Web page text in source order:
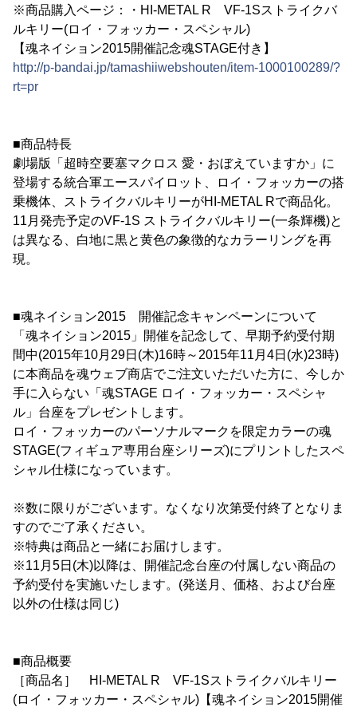
※商品購入ページ：・HI-METAL R VF-1Sストライクバ
ルキリー(ロイ・フォッカー・スペシャル)
【魂ネイション2015開催記念魂STAGE付き】
http://p-bandai.jp/tamashiiwebshouten/item-1000100289/?
rt=pr
■商品特長
劇場版「超時空要塞マクロス 愛・おぼえていますか」に
登場する統合軍エースパイロット、ロイ・フォッカーの搭
乗機体、ストライクバルキリーがHI-METAL Rで商品化。
11月発売予定のVF-1S ストライクバルキリー(一条輝機)と
は異なる、白地に黒と黄色の象徴的なカラーリングを再
現。
■魂ネイション2015 開催記念キャンペーンについて
「魂ネイション2015」開催を記念して、早期予約受付期
間中(2015年10月29日(木)16時～2015年11月4日(水)23時)
に本商品を魂ウェブ商店でご注文いただいた方に、今しか
手に入らない「魂STAGE ロイ・フォッカー・スペシャ
ル」台座をプレゼントします。
ロイ・フォッカーのパーソナルマークを限定カラーの魂
STAGE(フィギュア専用台座シリーズ)にプリントしたスペ
シャル仕様になっています。
※数に限りがございます。なくなり次第受付終了となりま
すのでご了承ください。
※特典は商品と一緒にお届けします。
※11月5日(木)以降は、開催記念台座の付属しない商品の
予約受付を実施いたします。(発送月、価格、および台座
以外の仕様は同じ)
■商品概要
［商品名］ HI-METAL R VF-1Sストライクバルキリー
(ロイ・フォッカー・スペシャル)【魂ネイション2015開催